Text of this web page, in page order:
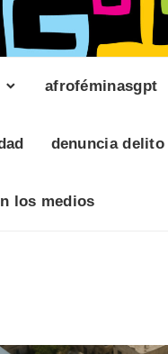
afroféminasgpt
denuncia
los medios